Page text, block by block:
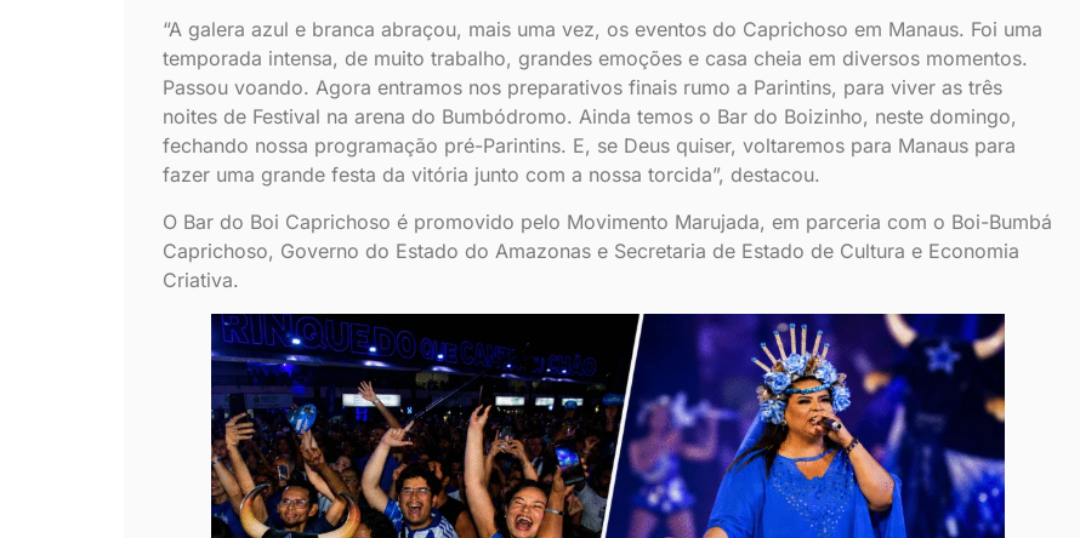
“A galera azul e branca abraçou, mais uma vez, os eventos do Caprichoso em Manaus. Foi uma
temporada intensa, de muito trabalho, grandes emoções e casa cheia em diversos momentos.
Passou voando. Agora entramos nos preparativos finais rumo a Parintins, para viver as três
noites de Festival na arena do Bumbódromo. Ainda temos o Bar do Boizinho, neste domingo,
fechando nossa programação pré-Parintins. E, se Deus quiser, voltaremos para Manaus para
fazer uma grande festa da vitória junto com a nossa torcida”, destacou.
O Bar do Boi Caprichoso é promovido pelo Movimento Marujada, em parceria com o Boi-Bumbá
Caprichoso, Governo do Estado do Amazonas e Secretaria de Estado de Cultura e Economia
Criativa.